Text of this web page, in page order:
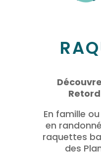
En famille
en
raquettes
des